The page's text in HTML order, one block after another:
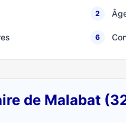
2
6
de Malabat